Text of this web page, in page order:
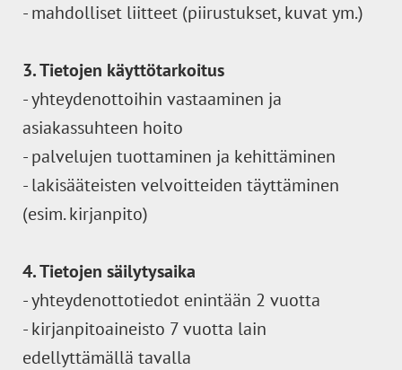
- mahdolliset liitteet (piirustukset, kuvat ym.)
3. Tietojen käyttötarkoitus
- yhteydenottoihin vastaaminen ja
asiakassuhteen hoito
- palvelujen tuottaminen ja kehittäminen
- lakisääteisten velvoitteiden täyttäminen
(esim. kirjanpito)
4. Tietojen säilytysaika
- yhteydenottotiedot enintään 2 vuotta
- kirjanpitoaineisto 7 vuotta lain
edellyttämällä tavalla